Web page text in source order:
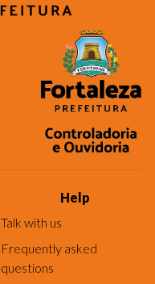
Help
Talk with us
Frequently asked
questions